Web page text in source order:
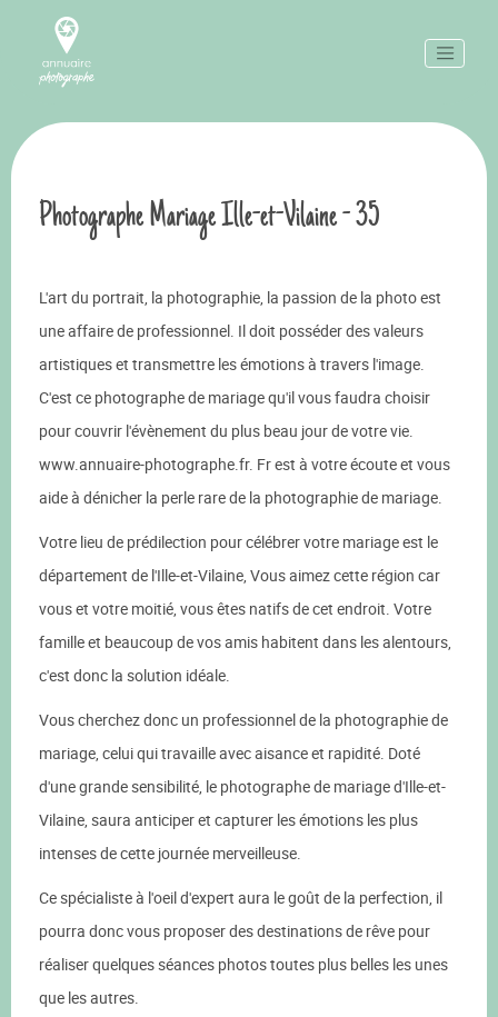
Photographe Mariage Ille-et-Vilaine - 35
L'art du portrait, la photographie, la passion de la photo est
une affaire de professionnel. Il doit posséder des valeurs
artistiques et transmettre les émotions à travers l'image.
C'est ce photographe de mariage qu'il vous faudra choisir
pour couvrir l'évènement du plus beau jour de votre vie.
www.annuaire-photographe.fr. Fr est à votre écoute et vous
aide à dénicher la perle rare de la photographie de mariage.
Votre lieu de prédilection pour célébrer votre mariage est le
département de l'Ille-et-Vilaine, Vous aimez cette région car
vous et votre moitié, vous êtes natifs de cet endroit. Votre
famille et beaucoup de vos amis habitent dans les alentours,
c'est donc la solution idéale.
Vous cherchez donc un professionnel de la photographie de
mariage, celui qui travaille avec aisance et rapidité. Doté
d'une grande sensibilité, le photographe de mariage d'Ille-et-
Vilaine, saura anticiper et capturer les émotions les plus
intenses de cette journée merveilleuse.
Ce spécialiste à l'oeil d'expert aura le goût de la perfection, il
pourra donc vous proposer des destinations de rêve pour
réaliser quelques séances photos toutes plus belles les unes
que les autres.